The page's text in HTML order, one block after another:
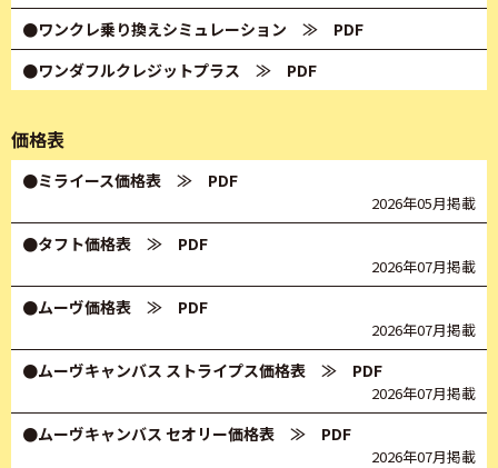
●ワンクレ乗り換えシミュレーション ≫ PDF
●ワンダフルクレジットプラス ≫ PDF
価格表
●ミライース価格表 ≫ PDF
2026年05月掲載
●タフト価格表 ≫ PDF
2026年07月掲載
●ムーヴ価格表 ≫ PDF
2026年07月掲載
●ムーヴキャンバス ストライプス価格表 ≫ PDF
2026年07月掲載
●ムーヴキャンバス セオリー価格表 ≫ PDF
2026年07月掲載